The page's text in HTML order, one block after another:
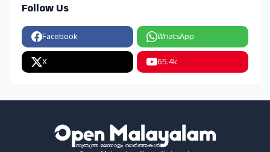
Follow Us
Facebook WhatsApp
X 65.4k